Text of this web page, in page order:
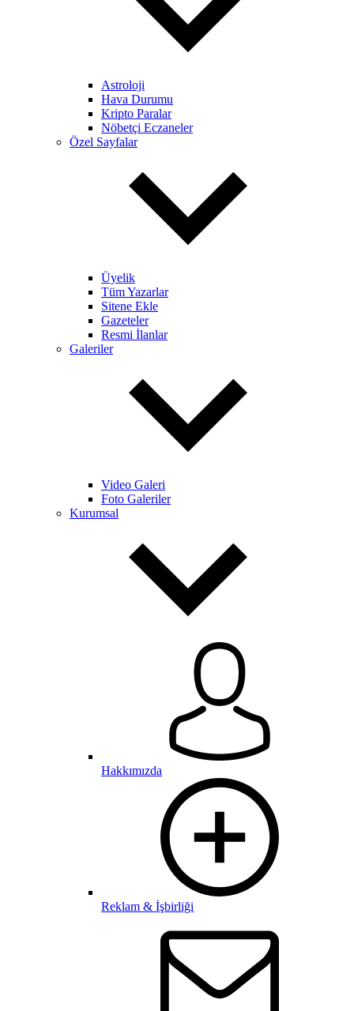
Astroloji
Hava Durumu
Kripto Paralar
Nöbetçi Eczaneler
Özel Sayfalar
Üyelik
Tüm Yazarlar
Sitene Ekle
Gazeteler
Resmi İlanlar
Galeriler
Video Galeri
Foto Galeriler
Kurumsal
Hakkımızda
Reklam & İşbirliği